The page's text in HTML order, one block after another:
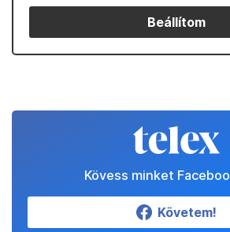
Beállítom
Kövess minket
Követem!